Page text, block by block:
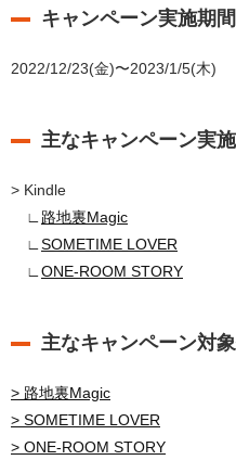
キャンペーン実施期間
2022/12/23(金)〜2023/1/5(木)
主なキャンペーン実
> Kindle
∟ 路地裏Magic
∟ SOMETIME LOVER
∟ ONE-ROOM STORY
主なキャンペーン対
> 路地裏Magic
> SOMETIME LOVER
> ONE-ROOM STORY